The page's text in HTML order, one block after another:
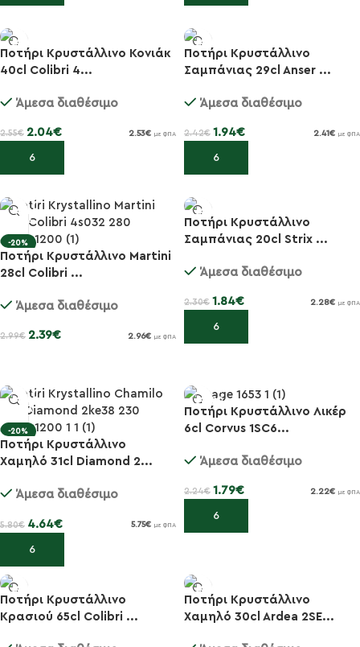
-20%
Ποτήρι Κρυστάλλινο Κονιάκ
40cl Colibri 4...
Άμεσα διαθέσιμο
2.55€ 2.04€ 2.53€ με ΦΠΑ
Προσθήκη στο καλάθι
-20%
Ποτήρι Κρυστάλλινο
Σαμπάνιας 29cl Anser ...
Άμεσα διαθέσιμο
2.42€ 1.94€ 2.41 € με ΦΠΑ
Προσθήκη στο καλάθι
-20%
Ποτήρι Κρυστάλλινο Martini
28cl Colibri ...
Άμεσα διαθέσιμο
2.99€ 2.39€ 2.96€ με ΦΠΑ
-20%
Ποτήρι Κρυστάλλινο
Σαμπάνιας 20cl Strix ...
Άμεσα διαθέσιμο
2.30€ 1.84€ 2.28€ με ΦΠΑ
Προσθήκη στο καλάθι
-20%
Ποτήρι Κρυστάλλινο
Χαμηλό 31cl Diamond 2...
Άμεσα διαθέσιμο
5.80€ 4.64€ 5.75€ με ΦΠΑ
Προσθήκη στο καλάθι
-20%
Ποτήρι Κρυστάλλινο Λικέρ
6cl Corvus 1SC6...
Άμεσα διαθέσιμο
2.24€ 1.79€ 2.22€ με ΦΠΑ
Προσθήκη στο καλάθι
-20%
Ποτήρι Κρυστάλλινο
Κρασιού 65cl Colibri ...
-20%
Ποτήρι Κρυστάλλινο
Χαμηλό 30cl Ardea 2SE...